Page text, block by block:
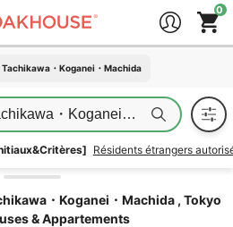
・Koganei・Machida
Tachikawa・Koganei・Machida
Résidents étrangers
・Koganei・Machida , Tokyo
& Appartements
・Koganei・Machida